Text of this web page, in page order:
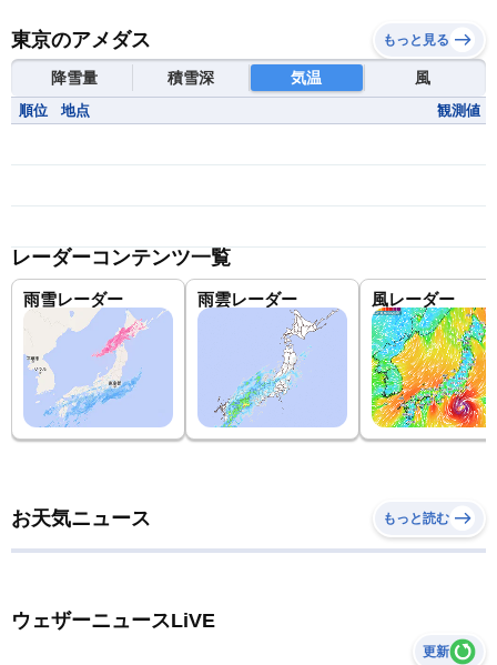
東京のアメダス もっと見る
降雪量 積雪深 気温 風
順位 地点 観測値
レーダーコンテンツ一覧
雨雪レーダー 雨雲レーダー 風レーダー
お天気ニュース もっと読む
ウェザーニュースLiVE
更新